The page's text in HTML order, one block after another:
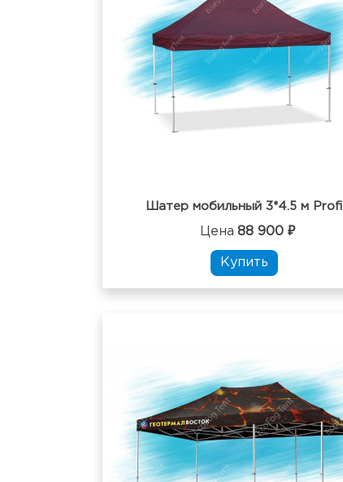
Шатер мобильный 3*4.5 м Profi
Цена 88 900 ₽
Купить